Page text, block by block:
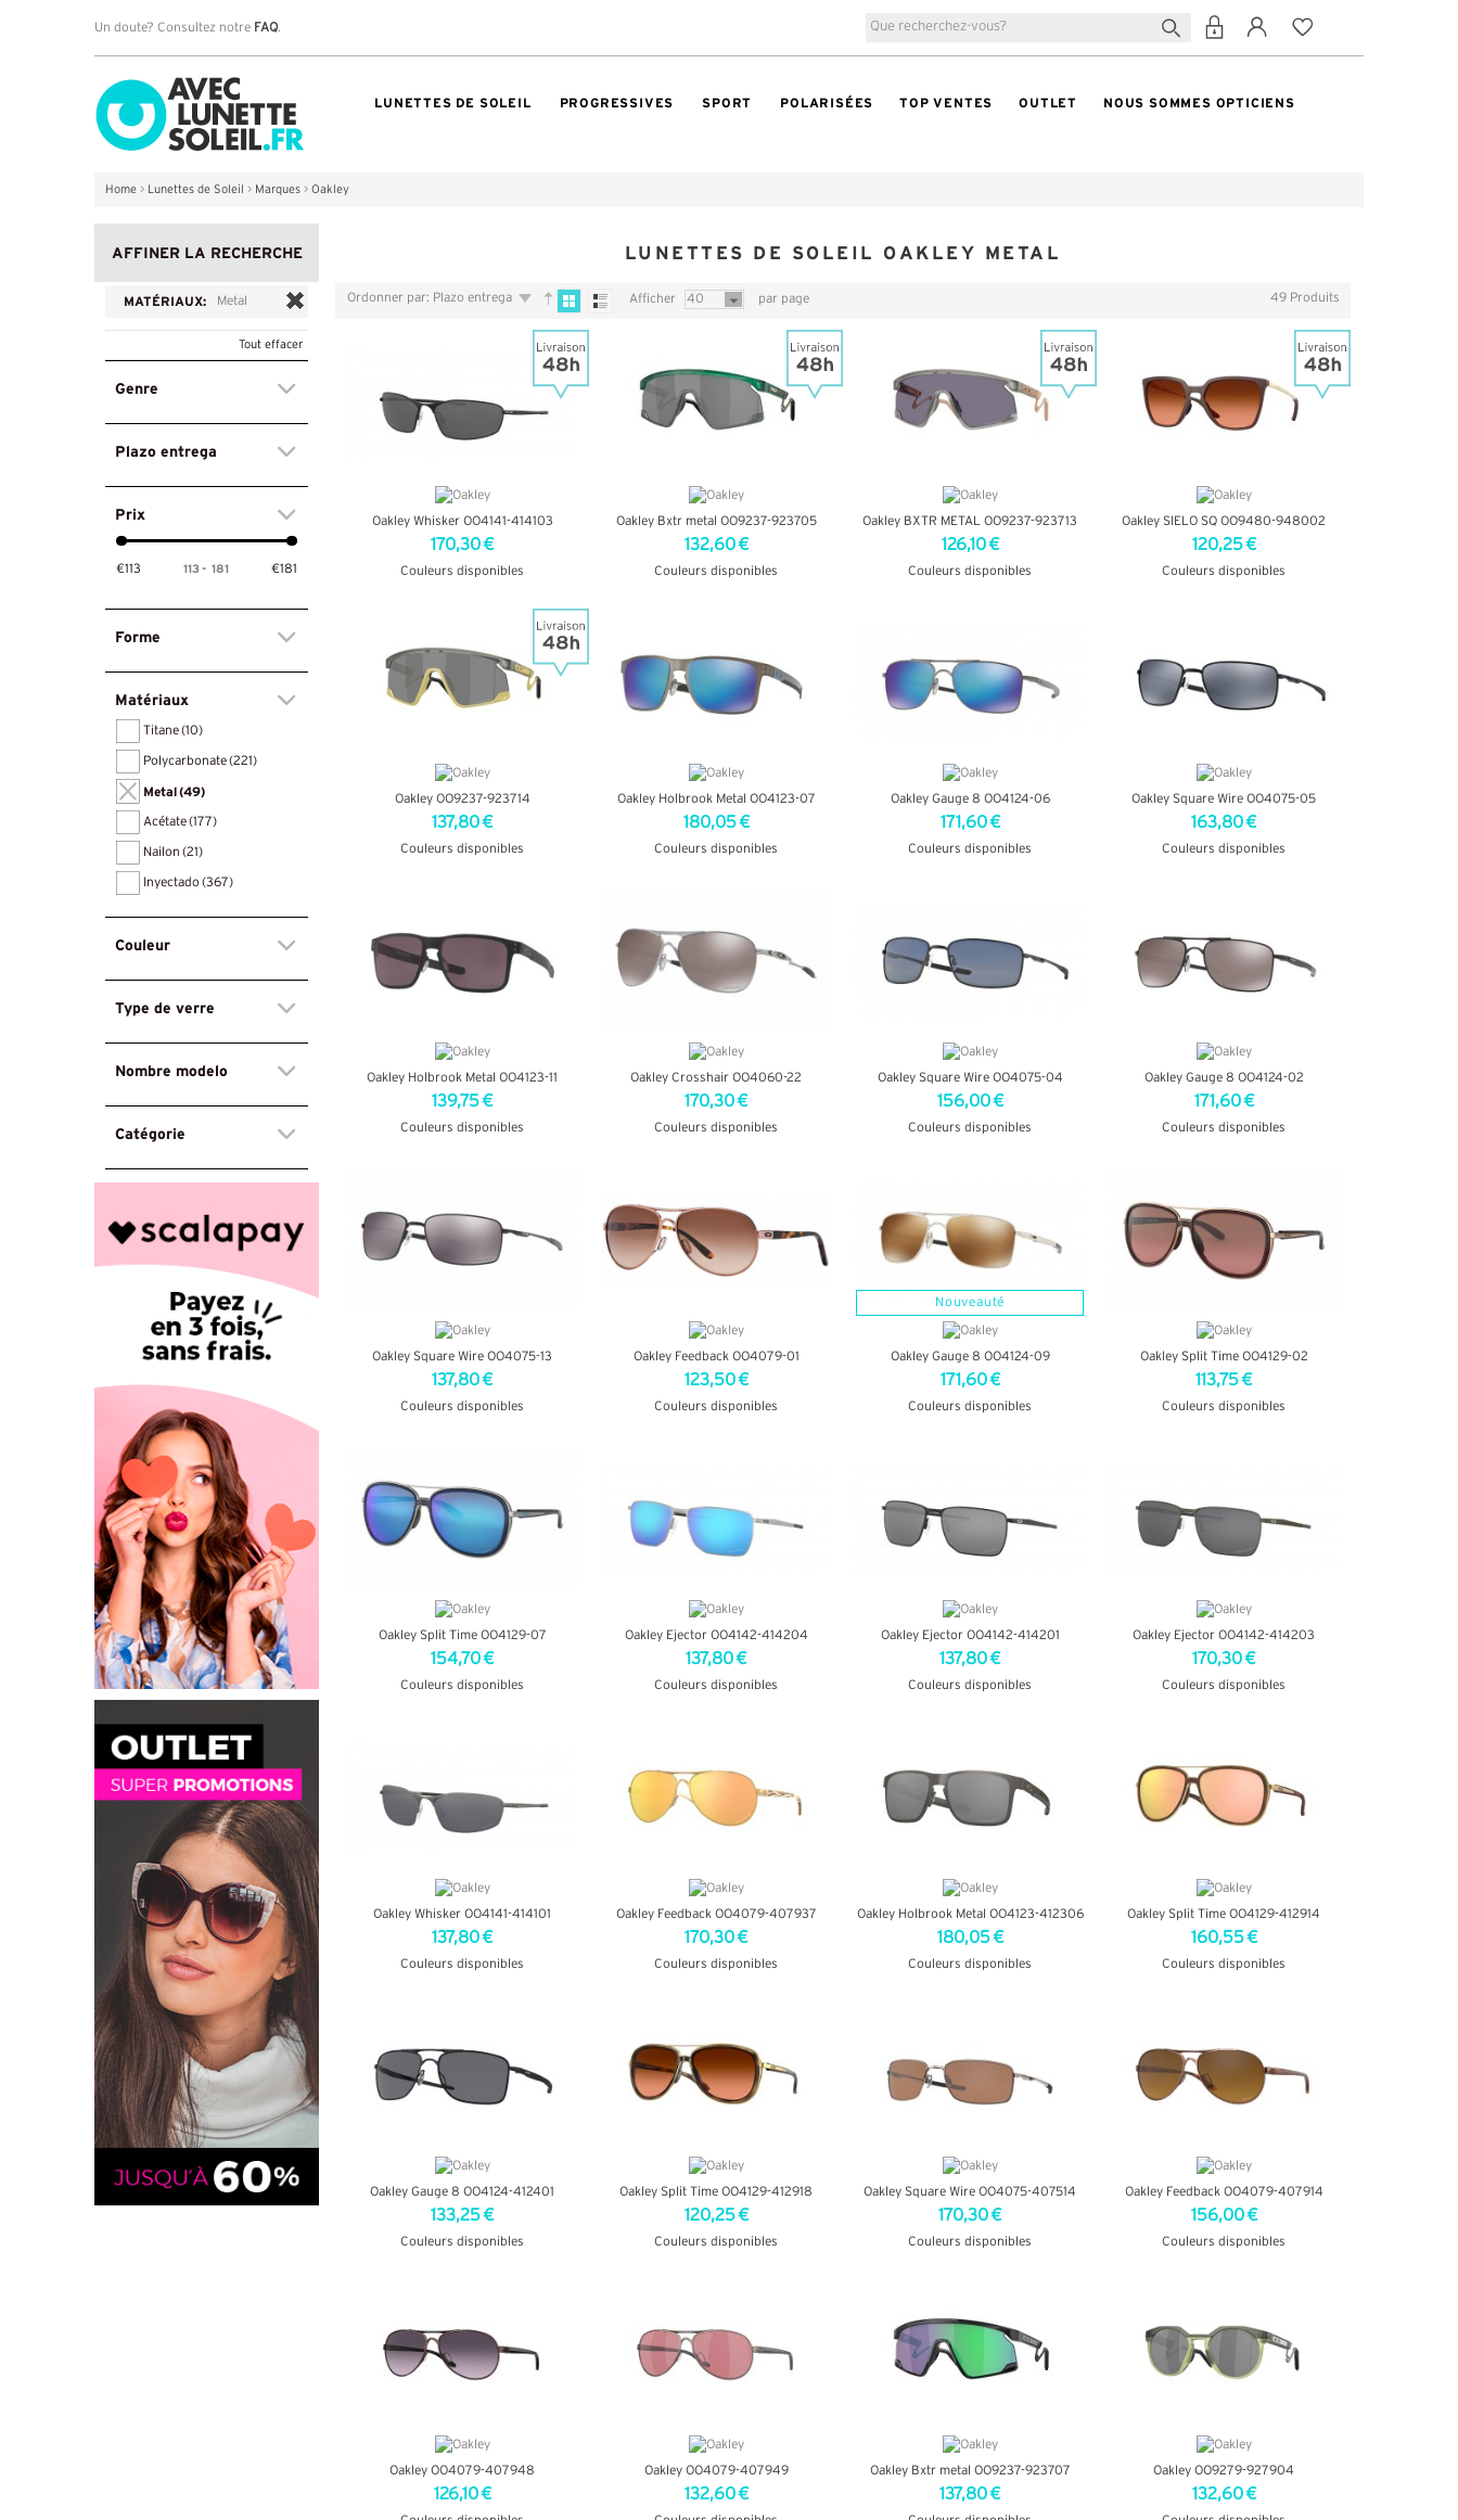
Un doute? Consultez notre FAQ.
LUNETTES DE SOLEIL PROGRESSIVES SPORT POLARISÉES TOP VENTES OUTLET NOUS SOMMES OPTICIENS
Home > Lunettes de Soleil > Marques > Oakley
AFFINER LA RECHERCHE
MATÉRIAUX: Metal
Tout effacer
Genre
Plazo entrega
Prix
€113 €181
113-181
Forme
Matériaux
Titane(10)
Polycarbonate(221)
Metal(49)
Acétate(177)
Nailon (21)
Inyectado (367)
Couleur
Type de verre
Nombre modelo
Catégorie
LUNETTES DE SOLEIL OAKLEY METAL
Ordonner par: Plazo entrega Afficher 40 par page 49 Produits
Oakley Whisker OO4141-414103
170,30 €
Couleurs disponibles
Oakley Bxtr metal OO9237-923705
132,60 €
Couleurs disponibles
Oakley BXTR METAL OO9237-923713
126,10 €
Couleurs disponibles
Oakley SIELO SQ OO9480-948002
120,25 €
Couleurs disponibles
Oakley OO9237-923714
137,80 €
Couleurs disponibles
Oakley Holbrook Metal OO4123-07
180,05 €
Couleurs disponibles
Oakley Gauge 8 OO4124-06
171,60 €
Couleurs disponibles
Oakley Square Wire OO4075-05
163,80 €
Couleurs disponibles
Oakley Holbrook Metal OO4123-11
139,75 €
Couleurs disponibles
Oakley Crosshair OO4060-22
170,30 €
Couleurs disponibles
Oakley Square Wire OO4075-04
156,00 €
Couleurs disponibles
Oakley Gauge 8 OO4124-02
171,60 €
Couleurs disponibles
Oakley Square Wire OO4075-13
137,80 €
Couleurs disponibles
Oakley Feedback OO4079-01
123,50 €
Couleurs disponibles
Nouveauté
Oakley Gauge 8 OO4124-09
171,60 €
Couleurs disponibles
Oakley Split Time OO4129-02
113,75 €
Couleurs disponibles
Oakley Split Time OO4129-07
154,70 €
Couleurs disponibles
Oakley Ejector OO4142-414204
137,80 €
Couleurs disponibles
Oakley Ejector OO4142-414201
137,80 €
Couleurs disponibles
Oakley Ejector OO4142-414203
170,30 €
Couleurs disponibles
Oakley Whisker OO4141-414101
137,80 €
Couleurs disponibles
Oakley Feedback OO4079-407937
170,30 €
Couleurs disponibles
Oakley Holbrook Metal OO4123-412306
180,05 €
Couleurs disponibles
Oakley Split Time OO4129-412914
160,55 €
Couleurs disponibles
Oakley Gauge 8 OO4124-412401
133,25 €
Couleurs disponibles
Oakley Split Time OO4129-412918
120,25 €
Couleurs disponibles
Oakley Square Wire OO4075-407514
170,30 €
Couleurs disponibles
Oakley Feedback OO4079-407914
156,00 €
Couleurs disponibles
Oakley OO4079-407948
126,10 €
Oakley OO4079-407949
132,60 €
Oakley Bxtr metal OO9237-923707
137,80 €
Oakley OO9279-927904
132,60 €